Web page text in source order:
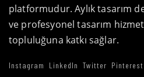
platformudur. Aylık tasarım
ve profesyonel tasarım
topluluğuna katkı sağlar.
Instagram LinkedIn Twitter Pinterest